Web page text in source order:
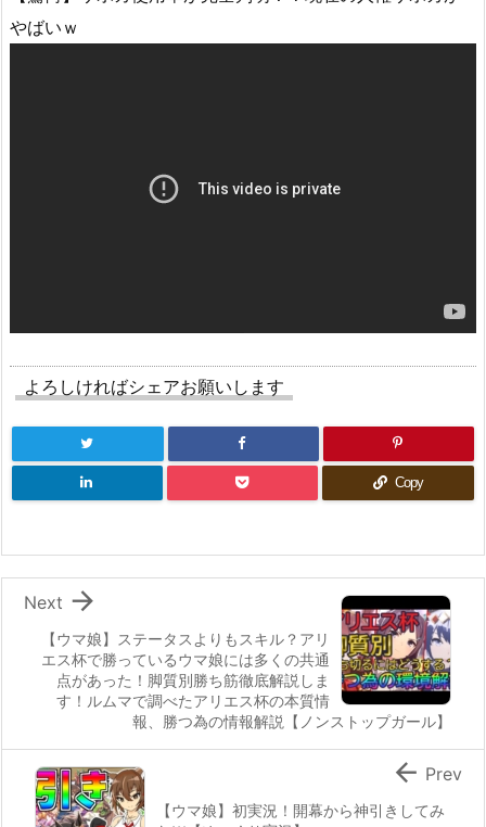
やばいｗ
よろしければシェアお願いします
Copy
【ウマ娘】ステータスよりもスキル？アリ
エス杯で勝っているウマ娘には多くの共通
点があった！脚質別勝ち筋徹底解説しま
す！ルムマで調べたアリエス杯の本質情
報、勝つ為の情報解説【ノンストップガール】

Next
【ウマ娘】初実況！開幕から神引きしてみ
 Prev